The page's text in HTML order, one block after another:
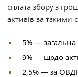
сплата збору з
активів за такими
5% — загальна
9% — щодо
2,5% — за